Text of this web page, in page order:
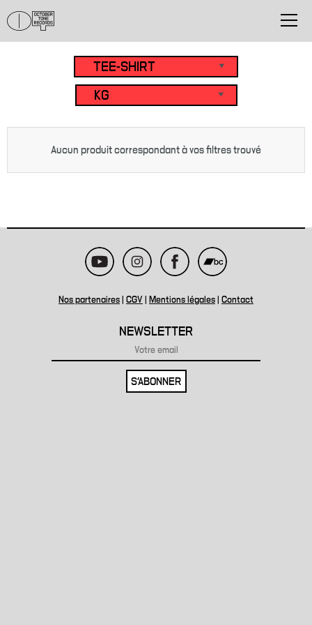
Aucun produit correspondant à vos filtres trouvé
Nos partenaires CGV Mentions légales Contact
NEWSLETTER
S'ABONNER